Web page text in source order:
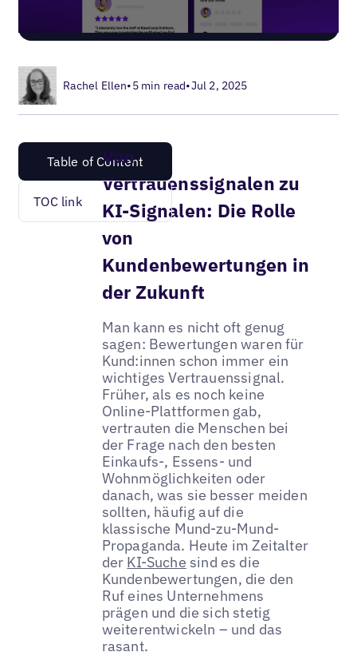
Rachel Ellen•5 min read•Jul 2, 2025
Table of Content
TOC link
Von
Vertrauenssignalen zu
KI-Signalen: Die Rolle
von
Kundenbewertungen in
der Zukunft
Man kann es nicht oft genug
sagen: Bewertungen waren für
Kund:innen schon immer ein
wichtiges Vertrauenssignal.
Früher, als es noch keine
Online-Plattformen gab,
vertrauten die Menschen bei
der Frage nach den besten
Einkaufs-, Essens- und
Wohnmöglichkeiten oder
danach, was sie besser meiden
sollten, häufig auf die
klassische Mund-zu-Mund-
Propaganda. Heute im Zeitalter
der KI-Suche sind es die
Kundenbewertungen, die den
Ruf eines Unternehmens
prägen und die sich stetig
weiterentwickeln – und das
rasant.